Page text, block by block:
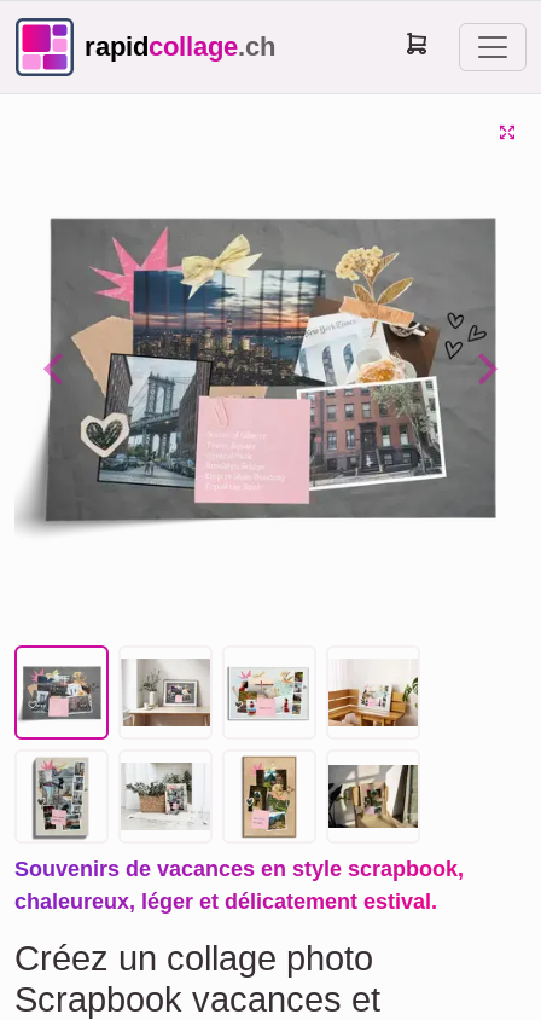
rapidcollage.ch
Previous Next
Souvenirs de vacances en style scrapbook,
chaleureux, léger et délicatement estival.
Créez un collage photo
Scrapbook vacances et